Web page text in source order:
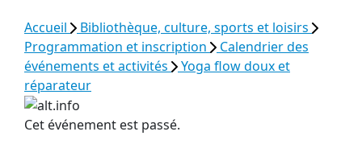
Accueil
Bibliothèque, culture, sports et loisirs
Programmation et inscription
Calendrier des
événements et activités
Yoga flow doux et
réparateur
Cet événement est passé.